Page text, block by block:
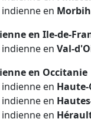
en
en Ile-de-
en Val-
en Occitanie
en
en
en